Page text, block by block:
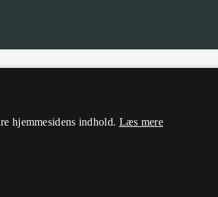
din hjælp. Du skal
hjemmesidens indhold. Læs mere